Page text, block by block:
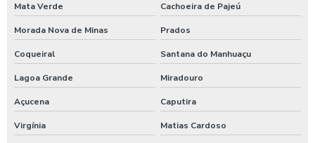
Mata Verde Cachoeira de Pajeú
Morada Nova de Minas Prados
Coqueiral Santana do Manhuaçu
Lagoa Grande Miradouro
Açucena Caputira
Virgínia Matias Cardoso